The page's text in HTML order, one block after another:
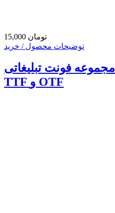
15,000 تومان
توضیحات محصول / خرید
مجموعه فونت تبلیغاتی natasya با فرمت
TTF و OTF